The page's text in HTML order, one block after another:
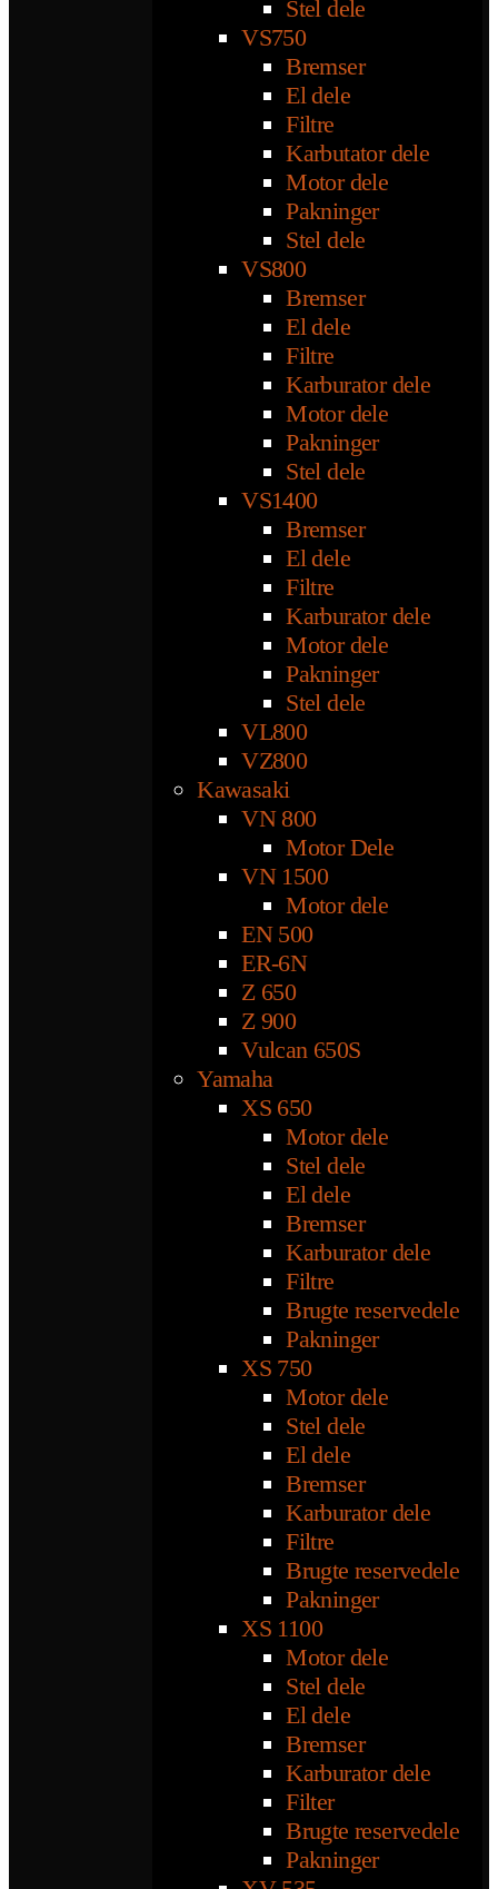
Stel dele
VS750
Bremser
El dele
Filtre
Karbutator dele
Motor dele
Pakninger
Stel dele
VS800
Bremser
El dele
Filtre
Karburator dele
Motor dele
Pakninger
Stel dele
VS1400
Bremser
El dele
Filtre
Karburator dele
Motor dele
Pakninger
Stel dele
VL800
VZ800
Kawasaki
VN 800
Motor Dele
VN 1500
Motor dele
EN 500
ER-6N
Z 650
Z 900
Vulcan 650S
Yamaha
XS 650
Motor dele
Stel dele
El dele
Bremser
Karburator dele
Filtre
Brugte reservedele
Pakninger
XS 750
Motor dele
Stel dele
El dele
Bremser
Karburator dele
Filtre
Brugte reservedele
Pakninger
XS 1100
Motor dele
Stel dele
El dele
Bremser
Karburator dele
Filter
Brugte reservedele
Pakninger